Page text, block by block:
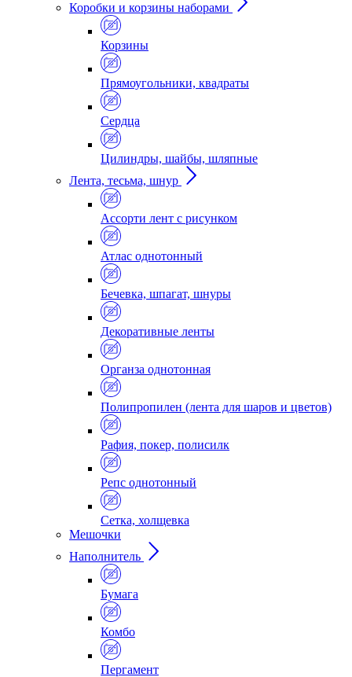
Коробки и корзины наборами
Корзины
Прямоугольники, квадраты
Сердца
Цилиндры, шайбы, шляпные
Лента, тесьма, шнур
Ассорти лент с рисунком
Атлас однотонный
Бечевка, шпагат, шнуры
Декоративные ленты
Органза однотонная
Полипропилен (лента для шаров и цветов)
Рафия, покер, полисилк
Репс однотонный
Сетка, холщевка
Мешочки
Наполнитель
Бумага
Комбо
Пергамент